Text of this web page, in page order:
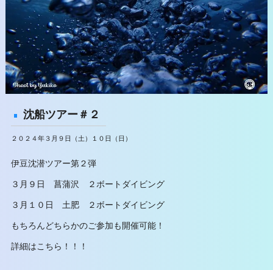
沈船ツアー＃２
２０２４年３月９日（土）１０日（日）
伊豆沈潜ツアー第２弾
３月９日 菖蒲沢 ２ボートダイビング
３月１０日 土肥 ２ボートダイビング
もちろんどちらかのご参加も開催可能！
詳細はこちら！！！